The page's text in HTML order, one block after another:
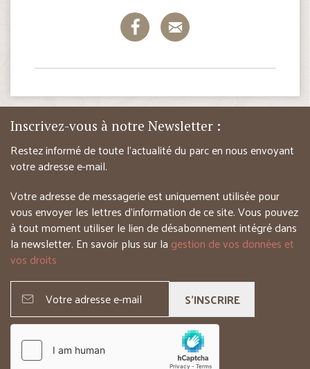
Inscrivez-vous à notre Newsletter :
Restez informé de toute l’actualité du parc en nous envoyant
votre adresse e-mail.
Votre adresse de messagerie est uniquement utilisée pour
vous envoyer les lettres d’information de ce site. Vous pouvez
à tout moment utiliser le lien de désabonnement intégré dans
la newsletter. En savoir plus sur la gestion de vos données et
vos droits
S'INSCRIRE